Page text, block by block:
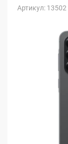
Артикул: 13502